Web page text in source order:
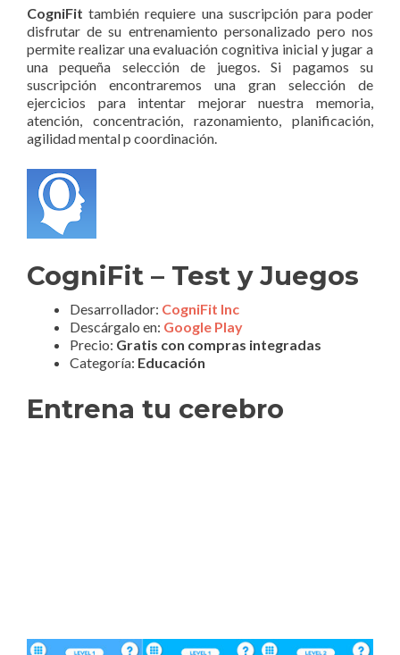
CogniFit también requiere una suscripción para poder
disfrutar de su entrenamiento personalizado pero nos
permite realizar una evaluación cognitiva inicial y jugar a
una pequeña selección de juegos. Si pagamos su
suscripción encontraremos una gran selección de
ejercicios para intentar mejorar nuestra memoria,
atención, concentración, razonamiento, planificación,
agilidad mental p coordinación.
CogniFit – Test y Juegos
Desarrollador: CogniFit Inc
Descárgalo en: Google Play
Precio: Gratis con compras integradas
Categoría: Educación
Entrena tu cerebro